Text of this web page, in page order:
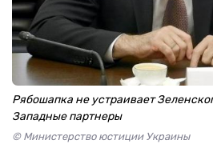
Рябошапка не устраивает
Западные партнеры
© Министерство юстиции Украины